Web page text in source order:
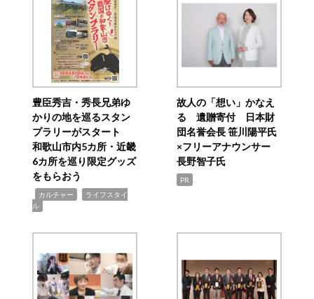
豊臣秀吉・秀長兄弟ゆ
かりの地を巡るスタン
プラリーがスタート
和歌山市内5カ所・近畿
6カ所を巡り限定グッズ
をもらおう
カルチャー
ライフスタイ
ル
故人の「想い」かなえ
る 遺贈寄付 日本財
団名誉会長 笹川陽平氏
×フリーアナウンサー
長野智子氏
PR